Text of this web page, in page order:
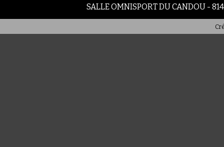
SALLE OMNISPORT DU CANDOU -